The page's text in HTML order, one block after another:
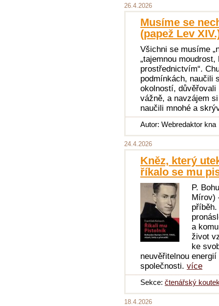
26.4.2026
Musíme se
(papež Lev
Všichni se musíme
„tajemnou
prostřednictvím“.
podmínkách, naučili
okolností, důvěřovali
vážně, a navzájem
naučili mnohé a
Autor: Webredaktor kna
24.4.2026
Kněz, který
říkalo se mu
P.
Mírov)
a
život
ke
neuvěřitelnou
společnosti. více
Sekce: čtenářský
18.4.2026